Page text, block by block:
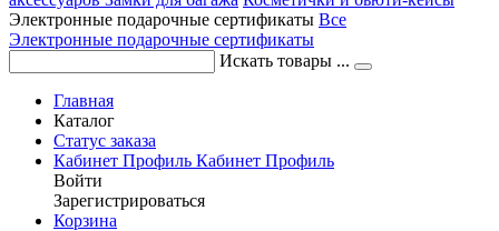
Электронные подарочные сертификаты Все
Электронные подарочные сертификаты
Искать товары ...
Главная
Каталог
Статус заказа
Кабинет Профиль Кабинет Профиль
Войти
Зарегистрироваться
Корзина